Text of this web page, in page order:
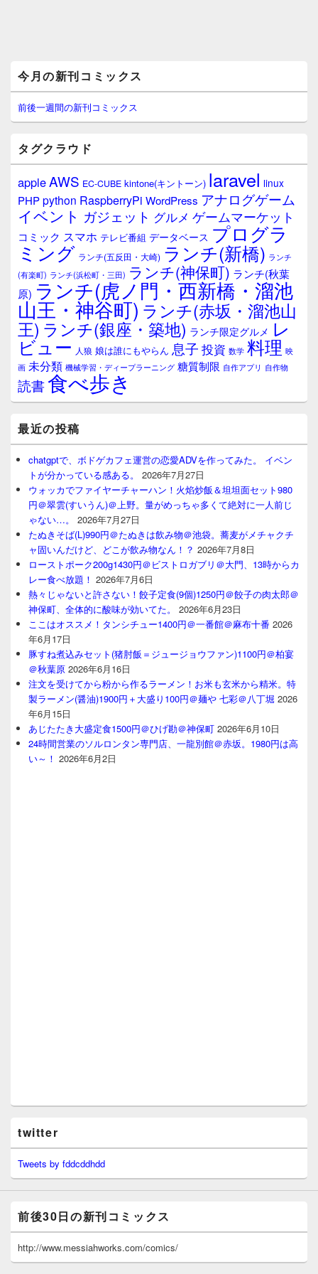
イ
ン
サ
イ
ウ
ィ
ジ
ェ
ア
今月の新刊コミックス
前後一週間の新刊コミックス
タグクラウド
appleAWS EC-CUBE kintone(キントーン) laravel linux
PHPpython RaspberryPi WordPress アナログゲーム
イベント ガジェット グルメ ゲームマーケット
コミック スマホ テレビ番組 データベース プログラ
ミング ランチ(五反田・大崎) ランチ(新橋) ランチ
(有楽町) ランチ(浜松町・三田) ランチ(神保町) ランチ(秋葉
原) ランチ(虎ノ門・西新橋・溜池
山王・神谷町) ランチ(赤坂・溜池山
王) ランチ(銀座・築地) ランチ限定グルメ レ
ビュー 人狼 娘は誰にもやらん 息子 投資 数学 料理 映
画 未分類 機械学習・ディープラーニング 糖質制限 自作アプリ 自作物
読書食べ歩き
最近の投稿
chatgptで、ボドゲカフェ運営の恋愛ADVを作ってみた。 イベン
トが分かっている感ある。
2026年7月27日
ウォッカでファイヤーチャーハン！火焰炒飯＆坦坦面セット980
円＠翠雲(すいうん)＠上野。量がめっちゃ多くて絶対に一人前じ
ゃない…。
2026年7月27日
たぬきそば(L)990円＠たぬきは飲み物＠池袋。蕎麦がメチャクチ
ャ固いんだけど、どこが飲み物なん！？ 2026年7月8日
ローストポーク200g1430円＠ビストロガブリ＠大門、13時からカ
レー食べ放題！ 2026年7月6日
熱々じゃないと許さない！餃子定食(9個)1250円＠餃子の肉太郎＠
神保町、全体的に酸味が効いてた。
2026年6月23日
ここはオススメ！タンシチュー1400円＠一番館＠麻布十番 2026
年6月17日
豚すね煮込みセット(猪肘飯＝ジュージョウファン)1100円＠柏宴
＠秋葉原 2026年6月16日
注文を受けてから粉から作るラーメン！お米も玄米から精米。特
製ラーメン(醤油)1900円＋大盛り100円＠麺や 七彩＠八丁堀 2026
年6月15日
あじたたき大盛定食1500円＠ひげ勘＠神保町 2026年6月10日
24時間営業のソルロンタン専門店、一龍別館＠赤坂。1980円は高
い～！ 2026年6月2日
twitter
Tweets by fddcddhdd
前後30日の新刊コミックス
http://www.messiahworks.com/comics/